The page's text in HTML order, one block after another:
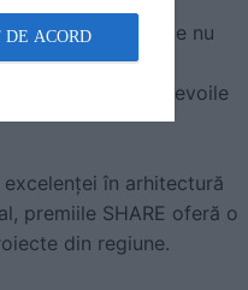
formate nu
psihologi,
precum și nevoile
excelenței în arhitectură
premiile SHARE oferă o
din regiune.
DE ACORD